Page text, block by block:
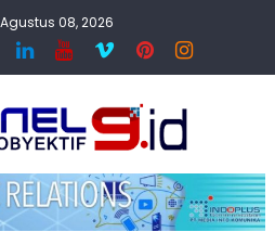
08, 2026